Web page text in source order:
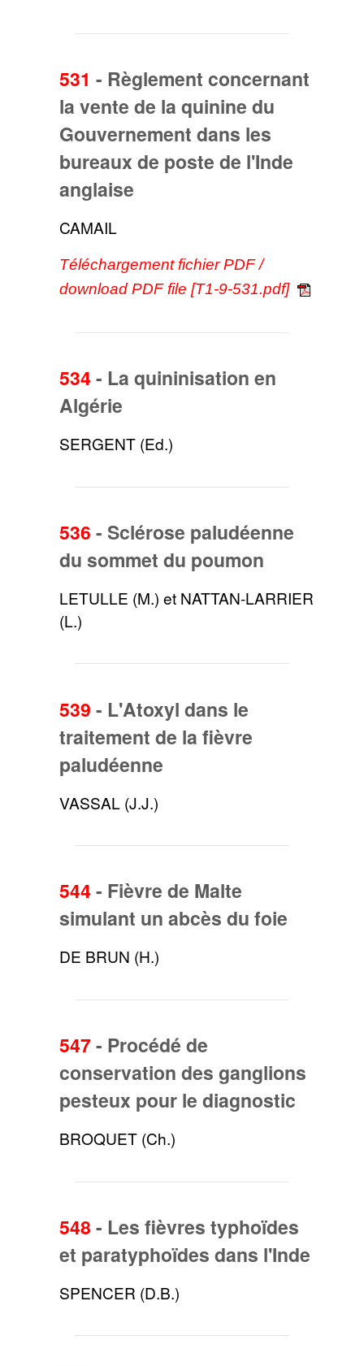
531 - Règlement concernant
la vente de la quinine du
Gouvernement dans les
bureaux de poste de l'Inde
anglaise
CAMAIL
Téléchargement fichier PDF /
download PDF file [T1-9-531.pdf]
534 - La quininisation en
Algérie
SERGENT (Ed.)
536 - Sclérose paludéenne
du sommet du poumon
LETULLE (M.) et NATTAN-LARRIER
(L.)
539 - L'Atoxyl dans le
traitement de la fièvre
paludéenne
VASSAL (J.J.)
544 - Fièvre de Malte
simulant un abcès du foie
DE BRUN (H.)
547- Procédé de
conservation des ganglions
pesteux pour le diagnostic
BROQUET (Ch.)
548 - Les fièvres typhoïdes
et paratyphoïdes dans l'Inde
SPENCER (D.B.)